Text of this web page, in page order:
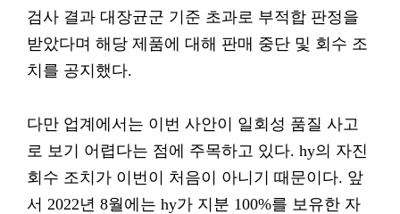
검사 결과 대장균군 기준 초과로 부적합 판정을
받았다며 해당 제품에 대해 판매 중단 및 회수 조
치를 공지했다.
다만 업계에서는 이번 사안이 일회성 품질 사고
로 보기 어렵다는 점에 주목하고 있다. hy의 자진
회수 조치가 이번이 처음이 아니기 때문이다. 앞
서 2022년 8월에는 hy가 지분 100%를 보유한 자